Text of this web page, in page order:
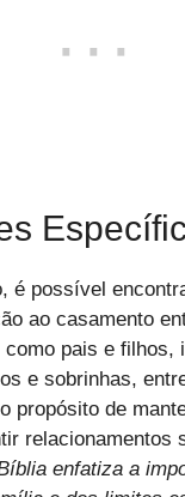
é possível
ao casamento
pais e filhos,
e sobrinhas,
propósito de
relacionamentos
enfatiza a